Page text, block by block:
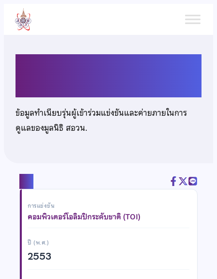
เนื้อหา
ข้อมูลทำเนียบรุ่นผู้เข้าร่วมแข่งขันและค่ายภายในการ
ดูแลของมูลนิธิ สอวน.
การแข่งขัน
คอมพิวเตอร์โอลิมปิกระดับชาติ (TOI)
ปี (พ.ศ.)
2553